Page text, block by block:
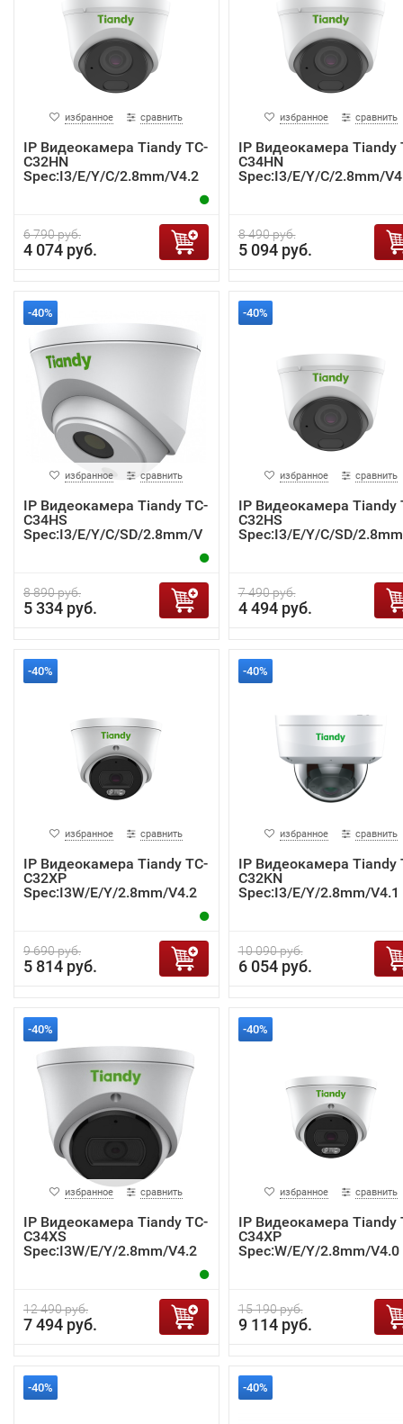
избранное сравнить
IP Видеокамера Tiandy TC-
C32HN
Spec:I3/E/Y/C/2.8mm/V4.2
6 790 руб.
4 074 руб.
избранное сравнить
IP Видеокамера Tiandy
C34HN
Spec:I3/E/Y/C/2.8mm/
8 490 руб.
5 094 руб.
-40%
избранное сравнить
IP Видеокамера Tiandy TC-
C34HS
Spec:I3/E/Y/C/SD/2.8mm/V
8 890 руб.
5 334 руб.
-40%
избранное сравнить
IP Видеокамера Tiandy
C32HS
Spec:I3/E/Y/C/SD/
7 490 руб.
4 494 руб.
-40%
избранное сравнить
IP Видеокамера Tiandy TC-
C32XP
Spec:I3W/E/Y/2.8mm/V4.2
9 690 руб.
5 814 руб.
-40%
избранное сравнить
IP Видеокамера Tiandy
C32KN
Spec:I3/E/Y/2.8mm/V4.1
10 090 руб.
6 054 руб.
-40%
избранное сравнить
IP Видеокамера Tiandy TC-
C34XS
Spec:I3W/E/Y/2.8mm/V4.2
12 490 руб.
7 494 руб.
-40%
избранное сравнить
IP Видеокамера Tiandy
C34XP
Spec:W/E/Y/2.8mm/V4.0
15 190 руб.
9 114 руб.
-40% -40%